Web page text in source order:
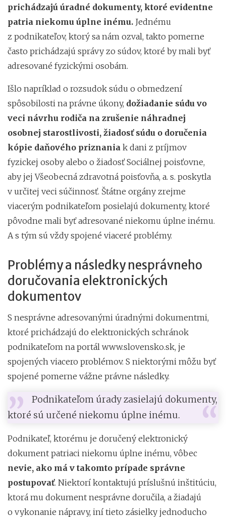
prichádzajú úradné dokumenty, ktoré evidentne
patria niekomu úplne inému. Jednému
z podnikateľov, ktorý sa nám ozval, takto pomerne
často prichádzajú správy zo súdov, ktoré by mali byť
adresované fyzickými osobám.
Išlo napríklad o rozsudok súdu o obmedzení
spôsobilosti na právne úkony, dožiadanie súdu vo
veci návrhu rodiča na zrušenie náhradnej
osobnej starostlivosti, žiadosť súdu o doručenia
kópie daňového priznania k dani z príjmov
fyzickej osoby alebo o žiadosť Sociálnej poisťovne,
aby jej Všeobecná zdravotná poisťovňa, a. s. poskytla
v určitej veci súčinnosť. Štátne orgány zrejme
viacerým podnikateľom posielajú dokumenty, ktoré
pôvodne mali byť adresované niekomu úplne inému.
A s tým sú vždy spojené viaceré problémy.
Problémy a následky nesprávneho
doručovania elektronických
dokumentov
S nesprávne adresovanými úradnými dokumentmi,
ktoré prichádzajú do elektronických schránok
podnikateľom na portál www.slovensko.sk, je
spojených viacero problémov. S niektorými môžu byť
spojené pomerne vážne právne následky.
Podnikateľom úrady zasielajú dokumenty,
ktoré sú určené niekomu úplne inému.
Podnikateľ, ktorému je doručený elektronický
dokument patriaci niekomu úplne inému, vôbec
nevie, ako má v takomto prípade správne
postupovať. Niektorí kontaktujú príslušnú inštitúciu,
ktorá mu dokument nesprávne doručila, a žiadajú
o vykonanie nápravy, iní tieto zásielky jednoducho